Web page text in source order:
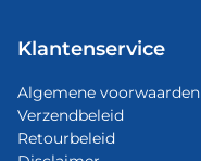
Klantenservice
Algemene voorwaarden
Verzendbeleid
Retourbeleid